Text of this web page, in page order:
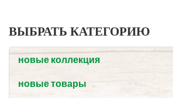
ВЫБРАТЬ КАТЕГОРИЮ
новые коллекция
новые товары